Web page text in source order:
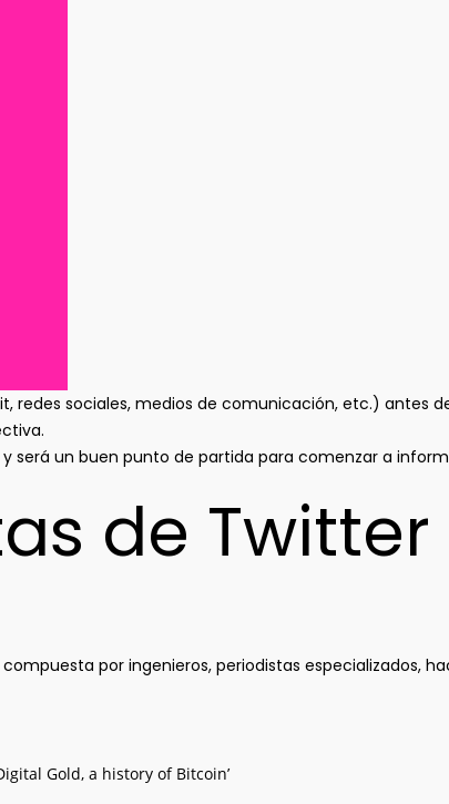
sociales, medios de comunicación, etc.) antes
y será un buen punto de partida para comenzar a
de Twitter
por ingenieros, periodistas especializados,
Gold, a history of Bitcoin’